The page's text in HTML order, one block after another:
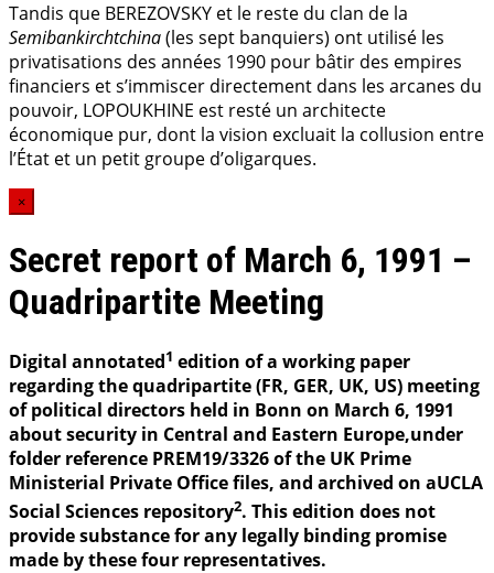
Tandis que BEREZOVSKY et le reste du clan de la
Semibankirchtchina(les sept banquiers) ont utilisé les
privatisations des années 1990 pour bâtir des empires
financiers et s’immiscer directement dans les arcanes du
pouvoir, LOPOUKHINE est resté un architecte
économique pur, dont la vision excluait la collusion entre
l’État et un petit groupe d’oligarques.
×
Secret report of March 6, 1991 –
Quadripartite Meeting
Digital annotated1 edition of a working paper
regarding the quadripartite (FR, GER, UK, US) meeting
of political directors held in Bonn on March 6, 1991
about security in Central and Eastern Europe,under
folder reference PREM19/3326 of the UK Prime
Ministerial Private Office files, and archived on aUCLA
Social Sciences repository2. This edition does not
provide substance for any legally binding promise
made by these four representatives.